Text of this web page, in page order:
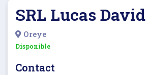
SRL Lucas David
Oreye
Disponible
Contact